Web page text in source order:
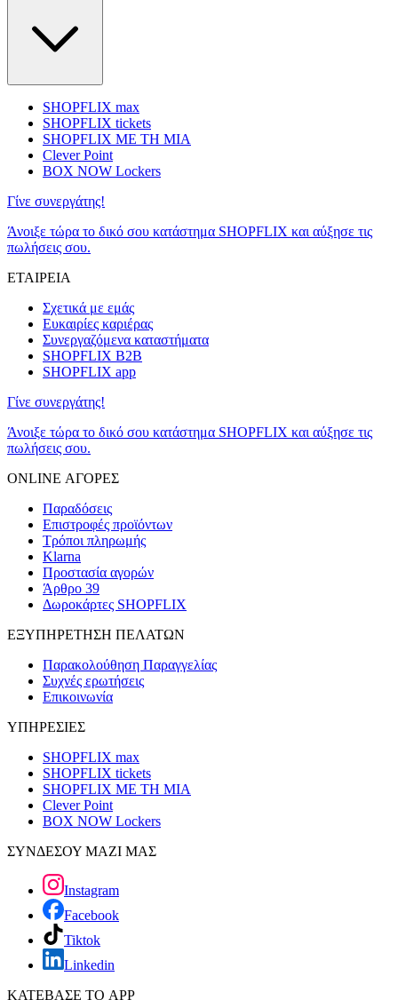
SHOPFLIX max
SHOPFLIX tickets
SHOPFLIX ΜΕ ΤΗ ΜΙΑ
Clever Point
BOX NOW Lockers
Γίνε συνεργάτης!
Άνοιξε τώρα το δικό σου κατάστημα SHOPFLIX και αύξησε τις
πωλήσεις σου.
ΕΤΑΙΡΕΙΑ
Σχετικά με εμάς
Ευκαιρίες καριέρας
Συνεργαζόμενα καταστήματα
SHOPFLIX B2B
SHOPFLIX app
Γίνε συνεργάτης!
Άνοιξε τώρα το δικό σου κατάστημα SHOPFLIX και αύξησε τις
πωλήσεις σου.
ONLINE ΑΓΟΡΕΣ
Παραδόσεις
Επιστροφές προϊόντων
Τρόποι πληρωμής
Klarna
Προστασία αγορών
Άρθρο 39
Δωροκάρτες SHOPFLIX
ΕΞΥΠΗΡΕΤΗΣΗ ΠΕΛΑΤΩΝ
Παρακολούθηση Παραγγελίας
Συχνές ερωτήσεις
Επικοινωνία
ΥΠΗΡΕΣΙΕΣ
SHOPFLIX max
SHOPFLIX tickets
SHOPFLIX ΜΕ ΤΗ ΜΙΑ
Clever Point
BOX NOW Lockers
ΣΥΝΔΕΣΟΥ ΜΑΖΙ ΜΑΣ
Instagram
Facebook
Tiktok
Linkedin
ΚΑΤΕΒΑΣΕ ΤΟ APP